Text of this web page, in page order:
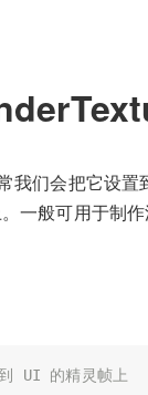
我们会把它设
一般可用于制
UI 的精灵帧上